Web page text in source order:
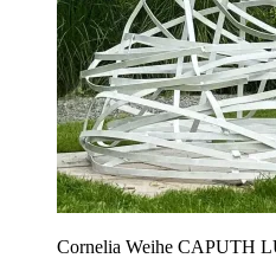
Cornelia Weihe CAPUTH